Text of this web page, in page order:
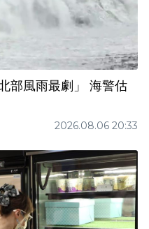
部風雨最劇」 海警估
2026.08.06 20:33